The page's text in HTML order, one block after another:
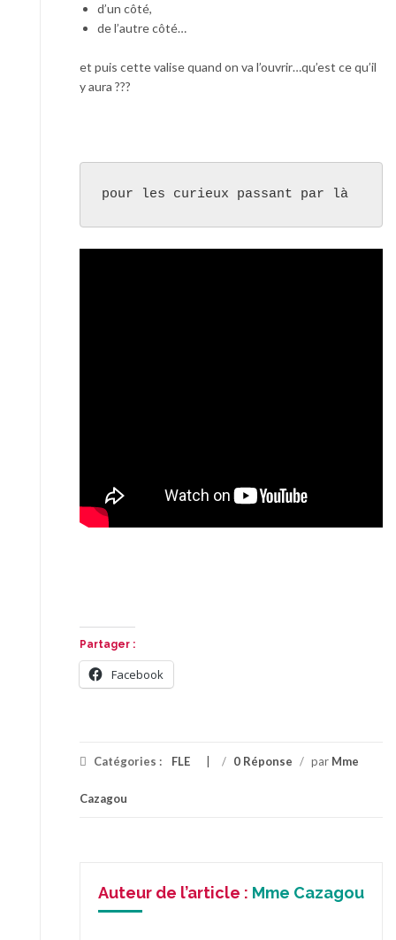
d’un côté,
de l’autre côté…
et puis cette valise quand on va l’ouvrir…qu’est ce qu’il
y aura ???
pour les curieux passant par là
Partager :
Facebook
Catégories : FLE / 0 Réponse / par Mme
Cazagou
Auteur de l’article : Mme Cazagou